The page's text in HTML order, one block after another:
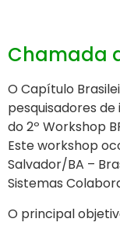
Chamada
O Capítulo
pesquisadores
do 2º Workshop
Este workshop
Salvador/BA –
Sistemas
O principal